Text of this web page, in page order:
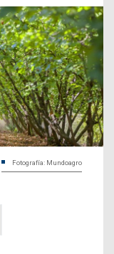
Fotografía: Mundoagro